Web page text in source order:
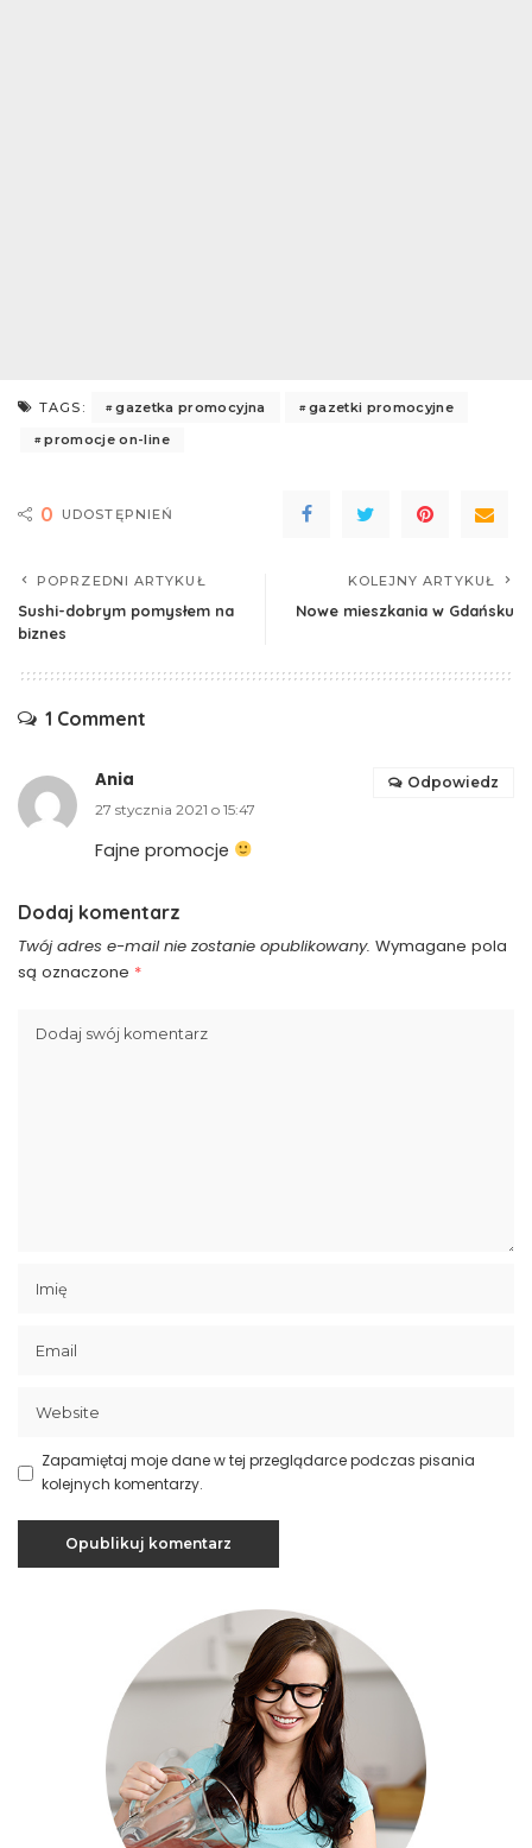
TAGS: gazetka promocyjna
gazetki promocyjne
promocje on-line
0 UDOSTĘPNIEŃ
POPRZEDNI ARTYKUŁ
Sushi-dobrym pomysłem na
biznes
KOLEJNY ARTYKUŁ
Nowe mieszkania w Gdańsku
1 Comment
Ania
27 stycznia 2021 o 15:47
Fajne promocje
Odpowiedz
Dodaj komentarz
Twój adres e-mail nie zostanie opublikowany. Wymagane pola
są oznaczone *
Zapamiętaj moje dane w tej przeglądarce podczas pisania
kolejnych komentarzy.